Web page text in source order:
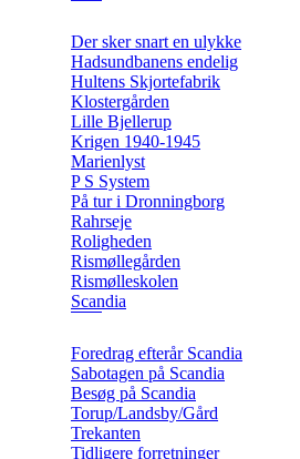
Der sker snart en ulykke
Hadsundbanens endelig
Hultens Skjortefabrik
Klostergården
Lille Bjellerup
Krigen 1940-1945
Marienlyst
P S System
På tur i Dronningborg
Rahrseje
Roligheden
Rismøllegården
Rismølleskolen
Scandia
Foredrag efterår Scandia
Sabotagen på Scandia
Besøg på Scandia
Torup/Landsby/Gård
Trekanten
Tidligere forretninger